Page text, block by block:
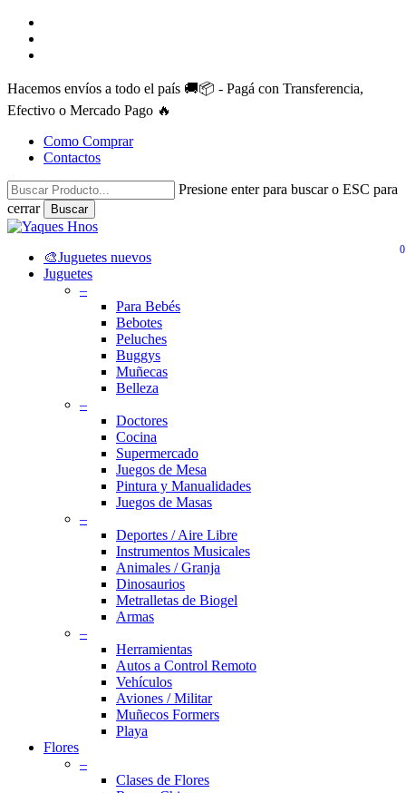
Skip
main
Hacemos envíos a todo el país 🚚📦 - Pagá con Transferencia,
Efectivo o Mercado Pago 🔥
Como Comprar
Contactos
Presione enter para buscar o ESC para
cerrar
Buscar
Close
search
account 0
Menu
🎨Juguetes nuevos
Juguetes
–
Para Bebés
Bebotes
Peluches
Buggys
Muñecas
Belleza
–
Doctores
Cocina
Supermercado
Juegos de Mesa
Pintura y Manualidades
Juegos de Masas
–
Deportes / Aire Libre
Instrumentos Musicales
Animales / Granja
Dinosaurios
Metralletas de Biogel
Armas
–
Herramientas
Autos a Control Remoto
Vehículos
Aviones / Militar
Muñecos Formers
Playa
Flores
–
Clases de Flores